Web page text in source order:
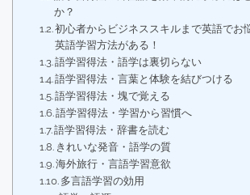
か？
初心者からビジネススキルまで英語でお
英語学習方法がある！
語学習得法・語学は裏切らない
語学習得法・言葉と体験を結びつける
語学習得法・塊で覚える
語学習得法・学習から習慣へ
語学習得法・辞書を読む
きれいな発音・語学の質
海外旅行・言語学習意欲
多言語学習の効用